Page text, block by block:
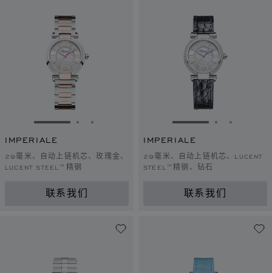
转到幻灯片 1转到幻灯片 2
转到幻灯片 3
IMPERIALE
29毫米、自动上链机芯、玫瑰金、
LUCENT STEEL™精钢
联系我们
转到幻灯片 1转到幻灯
转到幻
IMPERIALE
29毫米、自动上链机芯、LUCENT
STEEL™精钢、钻石
联系我们